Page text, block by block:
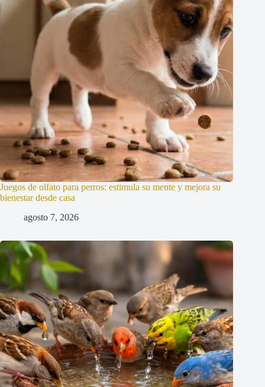
Juegos de olfato para perros: estimula su mente y mejora su
bienestar desde casa
agosto 7, 2026